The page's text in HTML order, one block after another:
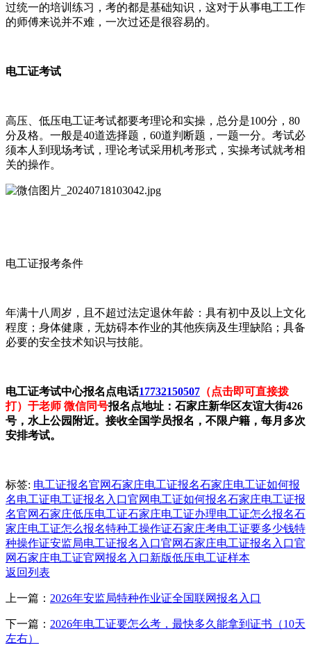
过统一的培训练习，考的都是基础知识，这对于从事电工工作
的师傅来说并不难，一次过还是很容易的。
电工证考试
高压、低压电工证考试都要考理论和实操，总分是100分，80
分及格。一般是40道选择题，60道判断题，一题一分。考试必
须本人到现场考试，理论考试采用机考形式，实操考试就考相
关的操作。
电工证报考条件
年满十八周岁，且不超过法定退休年龄：具有初中及以上文化
程度；身体健康，无妨碍本作业的其他疾病及生理缺陷；具备
必要的安全技术知识与技能。
电工证考试中心报名点电话17732150507 （点击即可直接拨
打）于老师 微信同号报名点地址：石家庄新华区友谊大街426
号，水上公园附近。接收全国学员报名，不限户籍，每月多次
安排考试。
标签: 电工证报名官网石家庄电工证报名石家庄电工证如何报
名电工证电工证报名入口官网 电工证如何报名石家庄电工证报
名官网石家庄低压电工证石家庄电工证办理电工证怎么报名石
家庄电工证怎么报名特种工操作证石家庄考电工证要多少钱特
种操作证安监局电工证报名入口官网石家庄电工证报名入口官
网石家庄电工证官网报名入口新版低压电工证样本
返回列表
上一篇： 2026年安监局特种作业证全国联网报名入口
下一篇： 2026年电工证要怎么考，最快多久能拿到证书（10天
左右）